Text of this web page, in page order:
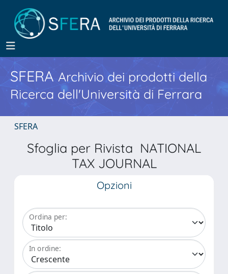
SFERA Archivio dei prodotti della
Ricerca dell'Università di Ferrara
SFERA
Sfoglia per Rivista NATIONAL
TAX JOURNAL
Opzioni
Ordina per:
In ordine: